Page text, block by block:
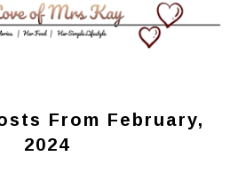
From February,
2024